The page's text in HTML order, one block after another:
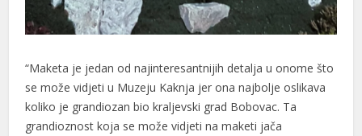
“Maketa je jedan od najinteresantnijih detalja u onome što
se može vidjeti u Muzeju Kaknja jer ona najbolje oslikava
koliko je grandiozan bio kraljevski grad Bobovac. Ta
grandioznost koja se može vidjeti na maketi jača